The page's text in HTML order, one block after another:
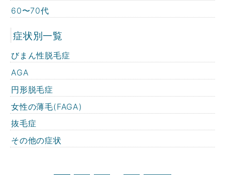
60〜70代
症状別一覧
びまん性脱毛症
AGA
円形脱毛症
女性の薄毛(FAGA)
抜毛症
その他の症状